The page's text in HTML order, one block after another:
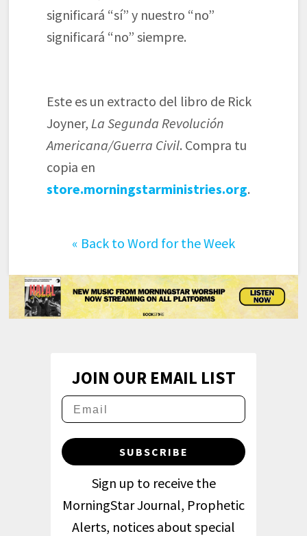
significará “sí” y nuestro “no”
significará “no” siempre.
Este es un extracto del libro de Rick
Joyner,La Segunda Revolución
Americana/Guerra Civil. Compra tu
copia en
store.morningstarministries.org.
« Back to Word for the Week
JOIN OUR EMAIL LIST
SUBSCRIBE
Sign up to receive the
MorningStar Journal, Prophetic
Alerts, notices about special